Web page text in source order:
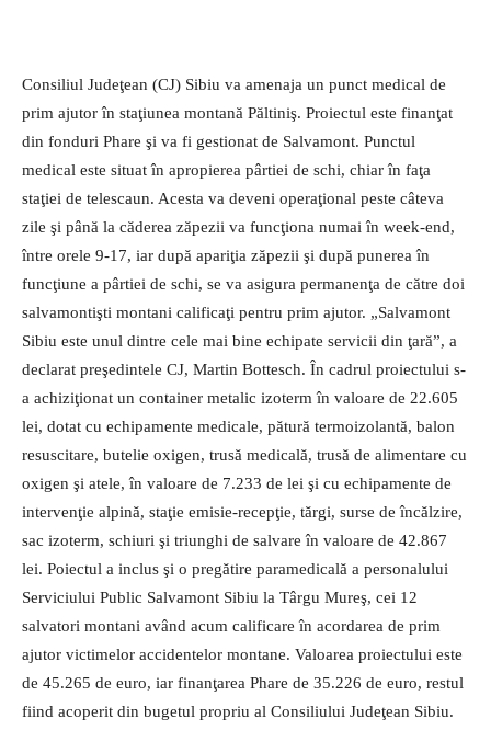
Consiliul Judeţean (CJ) Sibiu va amenaja un punct medical de
prim ajutor în staţiunea montană Păltiniş. Proiectul este finanţat
din fonduri Phare şi va fi gestionat de Salvamont. Punctul
medical este situat în apropierea pârtiei de schi, chiar în faţa
staţiei de telescaun. Acesta va deveni operaţional peste câteva
zile şi până la căderea zăpezii va funcţiona numai în week-end,
între orele 9-17, iar după apariţia zăpezii şi după punerea în
funcţiune a pârtiei de schi, se va asigura permanenţa de către doi
salvamontişti montani calificaţi pentru prim ajutor. „Salvamont
Sibiu este unul dintre cele mai bine echipate servicii din ţară”, a
declarat preşedintele CJ, Martin Bottesch. În cadrul proiectului s-
a achiziţionat un container metalic izoterm în valoare de 22.605
lei, dotat cu echipamente medicale, pătură termoizolantă, balon
resuscitare, butelie oxigen, trusă medicală, trusă de alimentare cu
oxigen şi atele, în valoare de 7.233 de lei şi cu echipamente de
intervenţie alpină, staţie emisie-recepţie, tărgi, surse de încălzire,
sac izoterm, schiuri şi triunghi de salvare în valoare de 42.867
lei. Poiectul a inclus şi o pregătire paramedicală a personalului
Serviciului Public Salvamont Sibiu la Târgu Mureş, cei 12
salvatori montani având acum calificare în acordarea de prim
ajutor victimelor accidentelor montane. Valoarea proiectului este
de 45.265 de euro, iar finanţarea Phare de 35.226 de euro, restul
fiind acoperit din bugetul propriu al Consiliului Judeţean Sibiu.